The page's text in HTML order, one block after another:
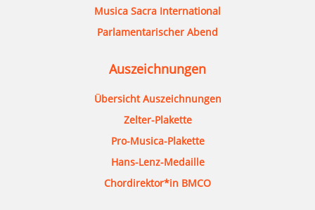
Musica Sacra International
Parlamentarischer Abend
Auszeichnungen
Übersicht Auszeichnungen
Zelter-Plakette
Pro-Musica-Plakette
Hans-Lenz-Medaille
Chordirektor*in BMCO